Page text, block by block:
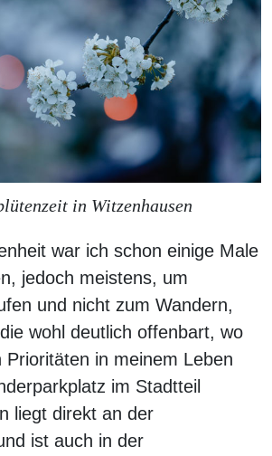
in Witzenhausen
war ich schon einige Male
jedoch meistens, um
und nicht zum Wandern,
wohl deutlich offenbart, wo
Prioritäten in meinem Leben
im Stadtteil
liegt direkt an der
ist auch in der